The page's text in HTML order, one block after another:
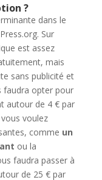
?
dans le
Sur
est assez
mais
sans publicité et
faudra opter pour
autour de 4 € par
voulez
comme un
ou la
faudra passer à
de 25 € par